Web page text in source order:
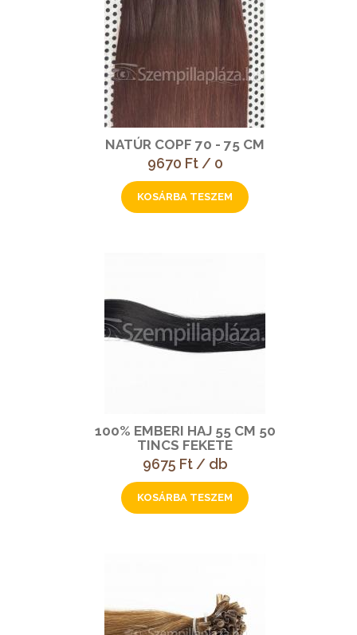
NATÚR COPF 70 - 75 CM
9670 Ft / 0
100% EMBERI HAJ 55 CM 50
TINCS FEKETE
9675 Ft / db